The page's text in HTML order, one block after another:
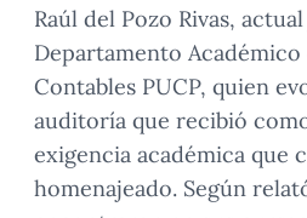
Raúl del Pozo Rivas,
Departamento Académico
Contables PUCP, quien
auditoría que recibió
exigencia académica que
homenajeado. Según